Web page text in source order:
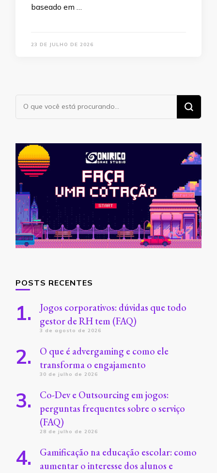
baseado em …
23 DE JULHO DE 2026
Procurando
algo?
POSTS RECENTES
Jogos corporativos: dúvidas que todo
gestor de RH tem (FAQ)
3 de agosto de 2026
O que é advergaming e como ele
transforma o engajamento
30 de julho de 2026
Co-Dev e Outsourcing em jogos:
perguntas frequentes sobre o serviço
(FAQ)
28 de julho de 2026
Gamificação na educação escolar: como
aumentar o interesse dos alunos e